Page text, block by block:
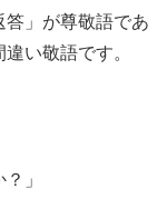
」が尊敬語であ
い敬語です。
」